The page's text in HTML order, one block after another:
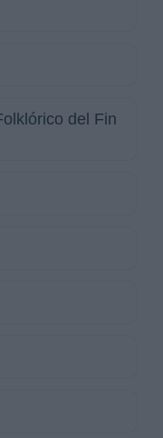
del Fin